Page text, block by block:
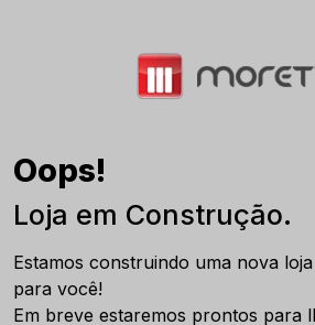
Oops!
Loja em Construção.
Estamos construindo uma nova
para você!
Em breve estaremos prontos para